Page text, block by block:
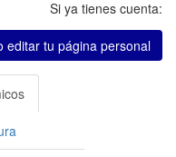
Si ya tienes cuenta:
editar tu página personal